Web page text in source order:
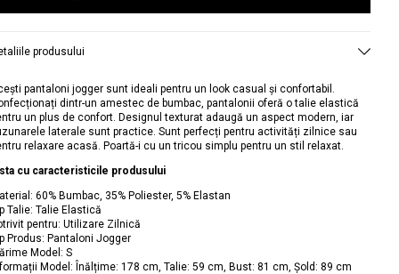
produsului
pantaloni jogger sunt ideali pentru un look casual și confortabil.
dintr-un amestec de bumbac, pantalonii oferă o talie elastică
un plus de confort. Designul texturat adaugă un aspect modern, iar
laterale sunt practice. Sunt perfecți pentru activități zilnice sau
relaxare acasă. Poartă-i cu un tricou simplu pentru un stil relaxat.
cu caracteristicile produsului
60% Bumbac, 35% Poliester, 5% Elastan
Talie: Talie Elastică
pentru: Utilizare Zilnică
Produs: Pantaloni Jogger
Model: S
Model: Înălțime: 178 cm, Talie: 59 cm, Bust: 81 cm, Șold: 89 cm
includ astfel de produse:
• articole de sănătate și de îngrijire personală
• lenjerie intimă și costume de baie
• articole de vânzare din promoția finală etichetate ca
• produse digitale etc.
Pentru procesul de returnare clientul trebuie să
completeze formularul de retur de pe site-ul web
www.koton.ro pentru a crea codul de retur. Vă puteți livra
produsele în orice sucursală Cargus doriți.
unor circumstanțe extraordinare, dezastre naturale și
condiții meteorologice nefavorabile și de transport.
• Taxa standard de livrare oriunde în România este de
14.90 RON.
• Livrare gratuită pentru comenzile de minimum 200 RON
plasate online.